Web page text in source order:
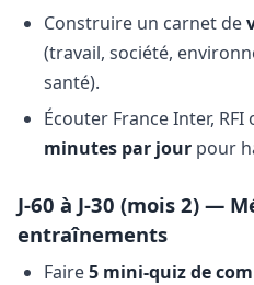
Construire un carnet de
(travail, société,
santé).
Écouter France Inter,
minutes par jour pour
J-60 à J-30 (mois 2) —
entraînements
Faire5 mini-quiz de